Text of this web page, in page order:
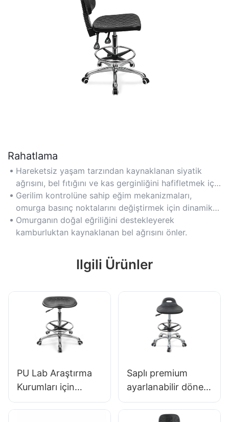
Rahatlama
Hareketsiz yaşam tarzından kaynaklanan siyatik
ağrısını, bel fıtığını ve kas gerginliğini hafifletmek için
bilimsel olarak tasarlanmıştır.
Gerilim kontrolüne sahip eğim mekanizmaları,
omurga basınç noktalarını değiştirmek için dinamik
olarak geriye yatmayı sağlar.
Omurganın doğal eğriliğini destekleyerek
kamburluktan kaynaklanan bel ağrısını önler.
Ilgili Ürünler
PU Lab Araştırma
Kurumları için
Endüstriyel
Saplı premium
ayarlanabilir döner
sandalye, intergal
köpük koltuk & pu